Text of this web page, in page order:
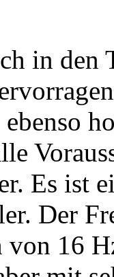
in den
Es ist
Der
von 16